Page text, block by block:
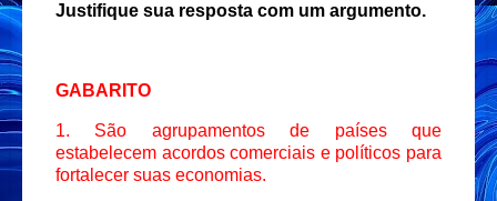
Justifique sua resposta com um argumento.
GABARITO
1. São agrupamentos de países que
estabelecem acordos comerciais e políticos para
fortalecer suas economias.